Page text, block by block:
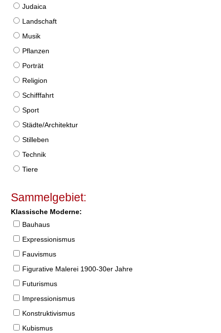
Judaica
Landschaft
Musik
Pflanzen
Porträt
Religion
Schifffahrt
Sport
Städte/Architektur
Stilleben
Technik
Tiere
Sammelgebiet:
Klassische Moderne:
Bauhaus
Expressionismus
Fauvismus
Figurative Malerei 1900-30er Jahre
Futurismus
Impressionismus
Konstruktivismus
Kubismus